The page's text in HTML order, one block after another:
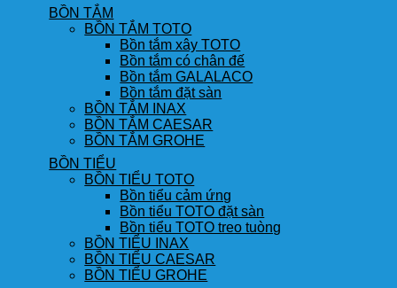
BỒN TẮM
BỒN TẮM TOTO
Bồn tắm xây TOTO
Bồn tắm có chân đế
Bồn tắm GALALACO
Bồn tắm đặt sàn
BỒN TẮM INAX
BỒN TẮM CAESAR
BỒN TẮM GROHE
BỒN TIỂU
BỒN TIỂU TOTO
Bồn tiểu cảm ứng
Bồn tiểu TOTO đặt sàn
Bồn tiểu TOTO treo tuòng
BỒN TIỂU INAX
BỒN TIỂU CAESAR
BỒN TIỂU GROHE